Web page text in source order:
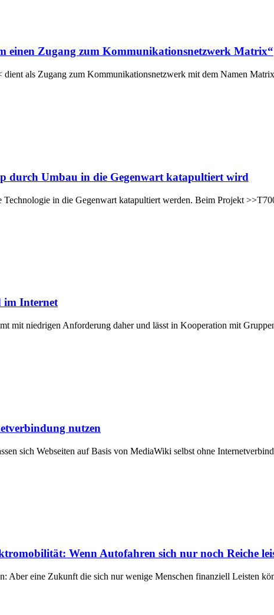
einen Zugang zum Kommunikationsnetzwerk Matrix“
als Zugang zum Kommunikationsnetzwerk mit dem Namen
durch Umbau in die Gegenwart katapultiert wird
in die Gegenwart katapultiert werden. Beim Projekt
im Internet
mit niedrigen Anforderung daher und lässt in Kooperation mit
nutzen
sich Webseiten auf Basis von MediaWiki selbst ohne
Wenn Autofahren sich nur noch Reiche
Aber eine Zukunft die sich nur wenige Menschen finanziell Leisten